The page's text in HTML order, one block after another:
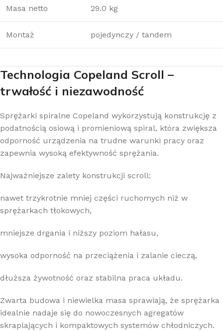
Masa netto 29.0 kg
Montaż pojedynczy / tandem
Technologia Copeland Scroll –
trwałość i niezawodność
Sprężarki spiralne Copeland wykorzystują konstrukcję z
podatnością osiową i promieniową spiral, która zwiększa
odporność urządzenia na trudne warunki pracy oraz
zapewnia wysoką efektywność sprężania.
Najważniejsze zalety konstrukcji scroll:
nawet trzykrotnie mniej części ruchomych niż w
sprężarkach tłokowych,
mniejsze drgania i niższy poziom hałasu,
wysoka odporność na przeciążenia i zalanie cieczą,
dłuższa żywotność oraz stabilna praca układu.
Zwarta budowa i niewielka masa sprawiają, że sprężarka
idealnie nadaje się do nowoczesnych agregatów
skraplających i kompaktowych systemów chłodniczych.